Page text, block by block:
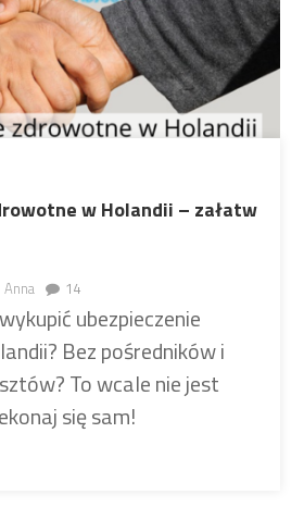
w Holandii – załatw
Anna 14
ubezpieczenie
Bez pośredników i
To wcale nie jest
się sam!